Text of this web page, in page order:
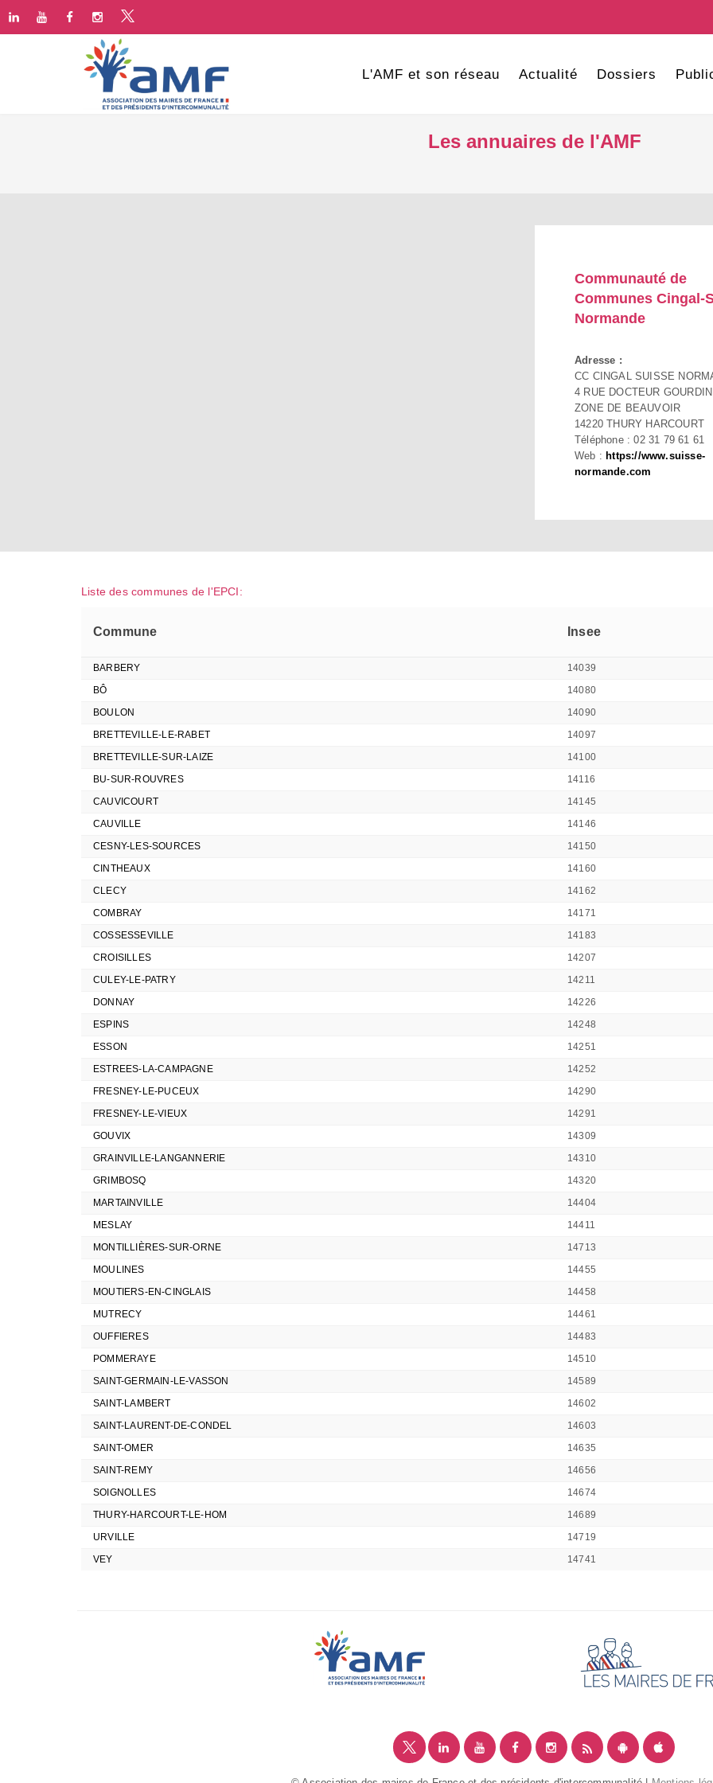
L'AMF et son réseau Actualité Dossiers
Les annuaires de l'AMF
Communauté de
Communes Cingal-
Normande
Adresse :
CC CINGAL SUISSE
4 RUE DOCTEUR GOURDIN
ZONE DE BEAUVOIR
14220 THURY HARCOURT
Téléphone : 02 31 79 61 61
Web : https://www.suisse-
normande.com
Liste des communes de l'EPCI:
Commune Insee
BARBERY
14039
BÔ
14080
BOULON
14090
BRETTEVILLE-LE-RABET
14097
BRETTEVILLE-SUR-LAIZE
14100
BU-SUR-ROUVRES
14116
CAUVICOURT
14145
CAUVILLE
14146
CESNY-LES-SOURCES
14150
CINTHEAUX
14160
CLECY
14162
COMBRAY
14171
COSSESSEVILLE
14183
CROISILLES
14207
CULEY-LE-PATRY
14211
DONNAY
14226
ESPINS
14248
ESSON
14251
ESTREES-LA-CAMPAGNE
14252
FRESNEY-LE-PUCEUX
14290
FRESNEY-LE-VIEUX
14291
GOUVIX
14309
GRAINVILLE-LANGANNERIE
14310
GRIMBOSQ
14320
MARTAINVILLE
14404
MESLAY
14411
MONTILLIÈRES-SUR-ORNE
14713
MOULINES
14455
MOUTIERS-EN-CINGLAIS
14458
MUTRECY
14461
OUFFIERES
14483
POMMERAYE
14510
SAINT-GERMAIN-LE-VASSON
14589
SAINT-LAMBERT
14602
SAINT-LAURENT-DE-CONDEL
14603
SAINT-OMER
14635
SAINT-REMY
14656
SOIGNOLLES
14674
THURY-HARCOURT-LE-HOM
14689
URVILLE
14719
VEY
14741